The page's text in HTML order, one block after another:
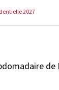
2027
de